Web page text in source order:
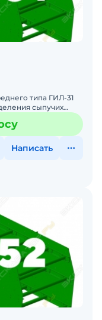
типа ГИЛ-31
сыпучих
иные породы). Прои
Написать